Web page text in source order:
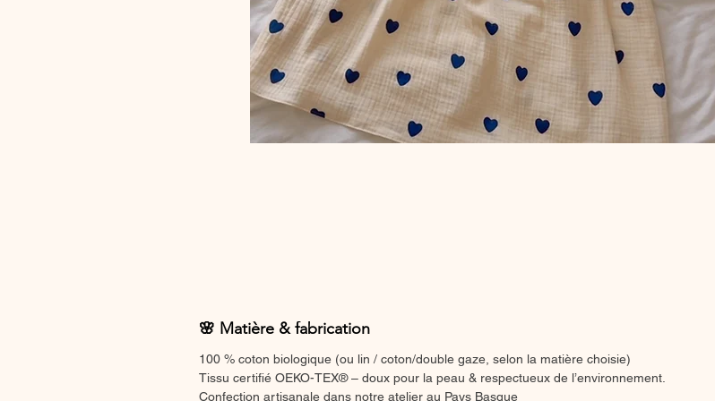
🌸 Matière & fabrication
100 % coton biologique (ou lin / coton/double gaze, selon la matière choisie)
Tissu certifié OEKO-TEX® – doux pour la peau & respectueux de l’environnement.
Confection artisanale dans notre atelier au Pays Basque